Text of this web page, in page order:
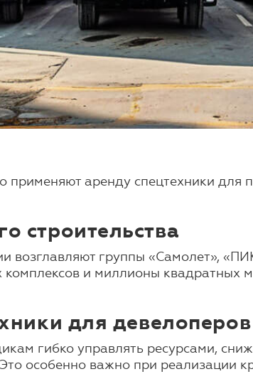
аренду спецтехники для
строительства
возглавляют группы «Самолет»,
и миллионы квадратных
для девелоперов
гибко управлять ресурсами,
особенно важно при реализации